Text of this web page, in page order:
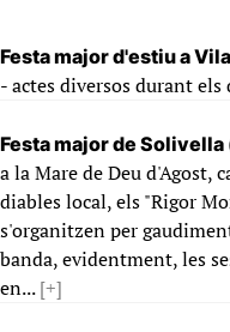
Festa major d'estiu a
- actes diversos durant
Festa major de
a la Mare de Deu d'Agost,
diables local, els "Rigor
s'organitzen per
banda, evidentment, les
en...[+]